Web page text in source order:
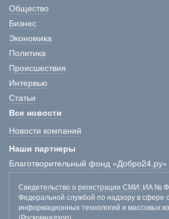
Общество
Бизнес
Экономика
Политика
Происшествия
Интервью
Статьи
Все новости
Новости компаний
Наши партнеры
Благотворительный фонд «Добро24.ру»
Свидетельство о регистрации СМИ: ИА №
Федеральной службой по надзору в сфере
информационных технологий и массовых
(Роскомнадзор).